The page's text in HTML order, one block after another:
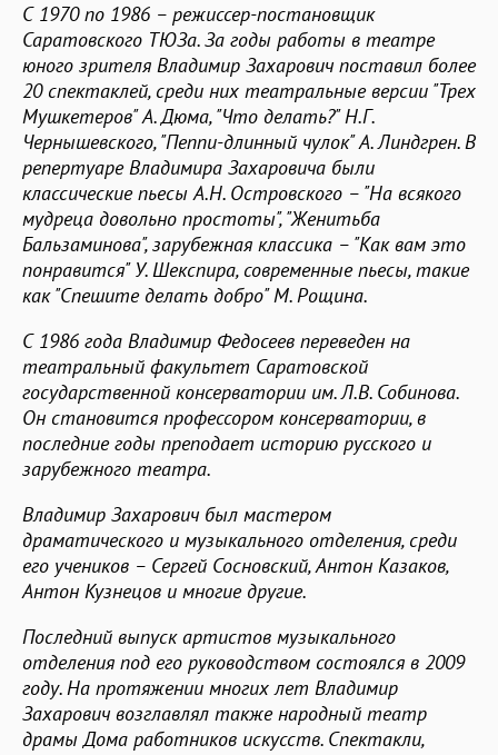
С 1970 по 1986 – режиссер-постановщик
Саратовского ТЮЗа. За годы работы в театре
юного зрителя Владимир Захарович поставил более
20 спектаклей, среди них театральные версии "Трех
Мушкетеров" А. Дюма, "Что делать?" Н.Г.
Чернышевского, "Пеппи-длинный чулок" А. Линдгрен. В
репертуаре Владимира Захаровича были
классические пьесы А.Н. Островского – "На всякого
мудреца довольно простоты", "Женитьба
Бальзаминова", зарубежная классика – "Как вам это
понравится" У. Шекспира, современные пьесы, такие
как "Спешите делать добро" М. Рощина.
С 1986 года Владимир Федосеев переведен на
театральный факультет Саратовской
государственной консерватории им. Л.В. Собинова.
Он становится профессором консерватории, в
последние годы преподает историю русского и
зарубежного театра.
Владимир Захарович был мастером
драматического и музыкального отделения, среди
его учеников – Сергей Сосновский, Антон Казаков,
Антон Кузнецов и многие другие.
Последний выпуск артистов музыкального
отделения под его руководством состоялся в 2009
году. На протяжении многих лет Владимир
Захарович возглавлял также народный театр
драмы Дома работников искусств. Спектакли,